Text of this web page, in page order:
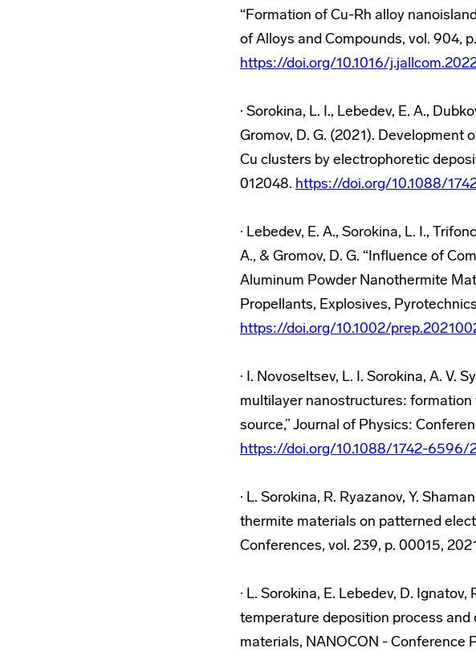
“Formation of Cu-Rh alloy
of Alloys and Compounds, vol. 904,
https://doi.org/10.1016/
· Sorokina, L. I., Lebedev, E. A.,
Gromov, D. G. (2021). Development
Cu clusters by electrophoretic
012048. https://doi.org/10.1088/
· Lebedev, E. A., Sorokina, L. I.,
A., & Gromov, D. G. “Influence of
Aluminum Powder Nanothermite
Propellants, Explosives,
https://doi.org/10.1002/
· I. Novoseltsev, L. I. Sorokina, A. V.
multilayer nanostructures:
source,” Journal of Physics:
https://doi.org/10.1088/1742-6596/
· L. Sorokina, R. Ryazanov, Y.
thermite materials on patterned
Conferences, vol. 239, p. 00015,
· L. Sorokina, E. Lebedev, D.
temperature deposition process
materials, NANOCON - Conference